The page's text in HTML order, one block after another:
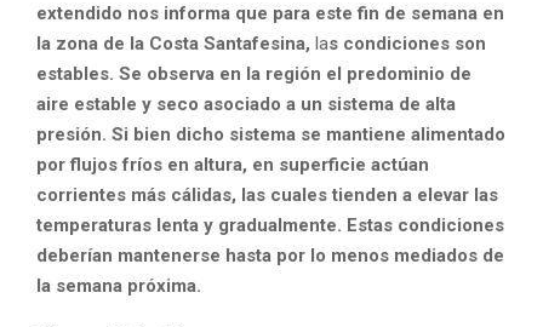
extendido nos informa que para este fin de semana en
la zona de la Costa Santafesina, las condiciones son
estables. Se observa en la región el predominio de
aire estable y seco asociado a un sistema de alta
presión. Si bien dicho sistema se mantiene alimentado
por flujos fríos en altura, en superficie actúan
corrientes más cálidas, las cuales tienden a elevar las
temperaturas lenta y gradualmente. Estas condiciones
deberían mantenerse hasta por lo menos mediados de
la semana próxima.